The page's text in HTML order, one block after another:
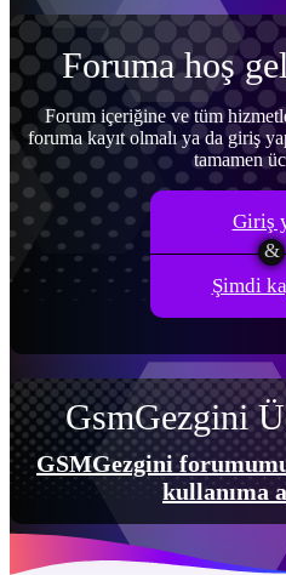
Foruma hoş
Forum içeriğine ve tüm
foruma kayıt olmalı ya da giriş
tamamen
Giriş
Şimdi
GsmGezgini
GSMGezgini
kullanıma